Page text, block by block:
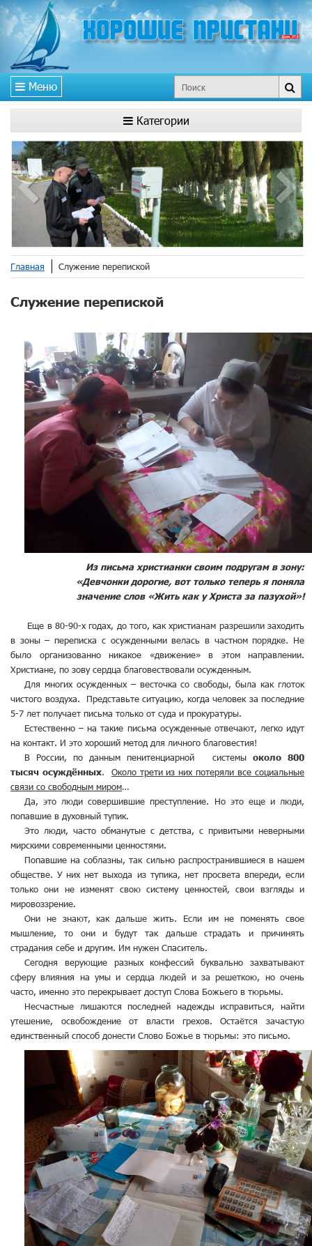
Меню
Категории
Подробнее
Главная Служение перепиской
Служение перепиской
Из письма христианки своим подругам в зону:
«Девчонки дорогие, вот только теперь я поняла
значение слов «Жить как у Христа за пазухой»!
Еще в 80-90-х годах, до того, как христианам разрешили заходить
в зоны – переписка с осужденными велась в частном порядке. Не
было организованно никакое «движение» в этом направлении.
Христиане, по зову сердца благовествовали осужденным.
Для многих осужденных – весточка со свободы, была как глоток
чистого воздуха. Представьте ситуацию, когда человек за последние
5-7 лет получает письма только от суда и прокуратуры.
Естественно – на такие письма осужденные отвечают, легко идут
на контакт. И это хороший метод для личного благовестия!
В России, по данным пенитенциарной системыоколо 800
тысяч осуждённых. Около трети из них потеряли все социальные
связи со свободным миром…
Да, это люди совершившие преступление. Но это еще и люди,
попавшие в духовный тупик.
Это люди, часто обманутые с детства, с привитыми неверными
мирскими современными ценностями.
Попавшие на соблазны, так сильно распространившиеся в нашем
обществе. У них нет выхода из тупика, нет просвета впереди, если
только они не изменят свою систему ценностей, свои взгляды и
мировоззрение.
Они не знают, как дальше жить. Если им не поменять свое
мышление, то они и будут так дальше страдать и причинять
страдания себе и другим. Им нужен Спаситель.
Сегодня верующие разных конфессий буквально захватывают
сферу влияния на умы и сердца людей и за решеткою, но очень
часто, именно это перекрывает доступ Слова Божьего в тюрьмы.
Несчастные лишаются последней надежды исправиться, найти
утешение, освобождение от власти грехов. Остаётся зачастую
единственный способ донести Слово Божье в тюрьмы: это письмо.